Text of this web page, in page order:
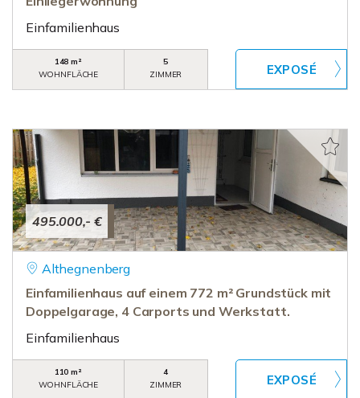
Einfamilienhaus
148 m²
WOHNFLÄCHE
5
ZIMMER
495.000,- €
Althegnenberg
Einfamilienhaus auf einem 772 m² Grundstück mit
Doppelgarage, 4 Carports und Werkstatt.
Einfamilienhaus
110 m²
WOHNFLÄCHE
4
ZIMMER